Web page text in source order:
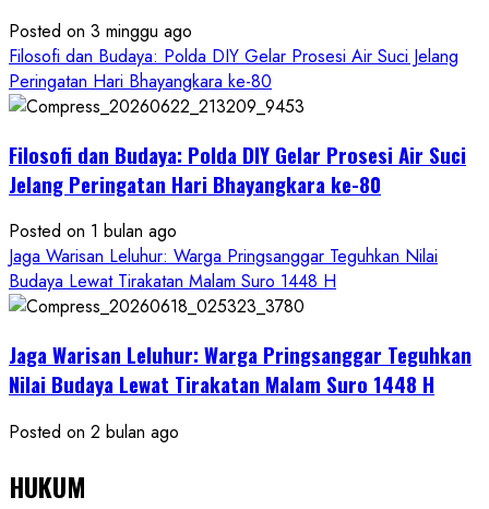
Posted on 3 minggu ago
Filosofi dan Budaya: Polda DIY Gelar Prosesi Air Suci Jelang
Peringatan Hari Bhayangkara ke-80
Filosofi dan Budaya: Polda DIY Gelar Prosesi Air Suci
Jelang Peringatan Hari Bhayangkara ke-80
Posted on 1 bulan ago
Jaga Warisan Leluhur: Warga Pringsanggar Teguhkan Nilai
Budaya Lewat Tirakatan Malam Suro 1448 H
Jaga Warisan Leluhur: Warga Pringsanggar Teguhkan
Nilai Budaya Lewat Tirakatan Malam Suro 1448 H
Posted on 2 bulan ago
HUKUM